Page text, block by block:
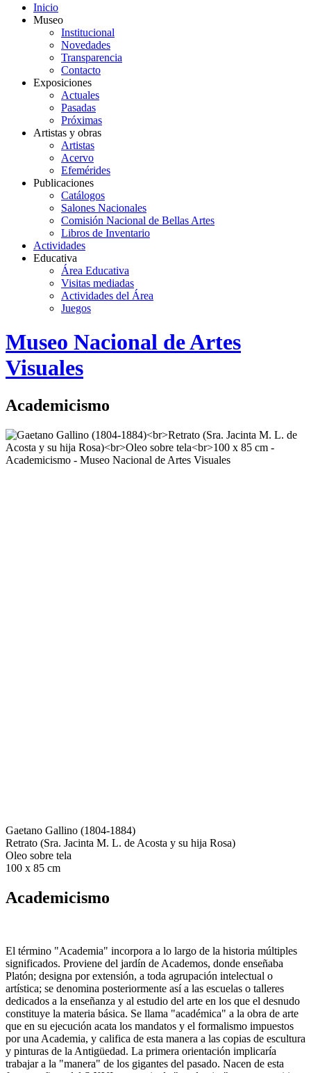
Inicio
Museo
Institucional
Novedades
Transparencia
Contacto
Exposiciones
Actuales
Pasadas
Próximas
Artistas y obras
Artistas
Acervo
Efemérides
Publicaciones
Catálogos
Salones Nacionales
Comisión Nacional de Bellas Artes
Libros de Inventario
Actividades
Educativa
Área Educativa
Visitas mediadas
Actividades del Área
Juegos
Logo
MNAV
Museo Nacional de Artes
Visuales
Academicismo
Gaetano Gallino (1804-1884)
Retrato (Sra. Jacinta M. L. de Acosta y su hija Rosa)
Oleo sobre tela
100 x 85 cm
Academicismo
El término "Academia" incorpora a lo largo de la historia múltiples
significados. Proviene del jardín de Academos, donde enseñaba
Platón; designa por extensión, a toda agrupación intelectual o
artística; se denomina posteriormente así a las escuelas o talleres
dedicados a la enseñanza y al estudio del arte en los que el desnudo
constituye la materia básica. Se llama "académica" a la obra de arte
que en su ejecución acata los mandatos y el formalismo impuestos
por una Academia, y califica de esta manera a las copias de escultura
y pinturas de la Antigüedad. La primera orientación implicaría
trabajar a la "manera" de los gigantes del pasado. Nacen de esta